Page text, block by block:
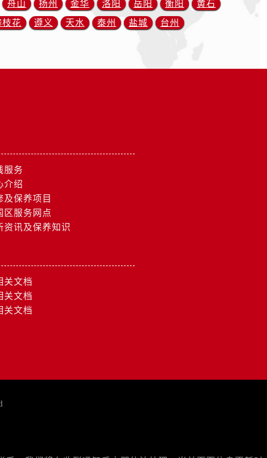
）
舟山
扬州 金华 洛阳 岳阳 衡阳
黄石
枝花
遵义 天水 泰州 盐城 台州
服务
介绍
及保养项目
区服务网点
资讯及保养知识
关文档
关文档
关文档